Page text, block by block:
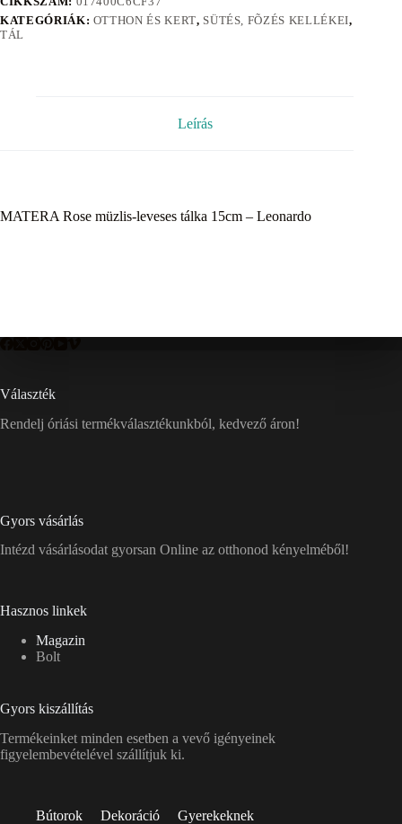
KATEGÓRIÁK: OTTHON ÉS KERT, SÜTÉS, FÕZÉS KELLÉKEI,
TÁL
Leírás
MATERA Rose müzlis-leveses tálka 15cm – Leonardo
Választék
Rendelj óriási termékválasztékunkból, kedvező áron!
Gyors vásárlás
Intézd vásárlásodat gyorsan Online az otthonod kényelméből!
Hasznos linkek
Magazin
Bolt
Gyors kiszállítás
Termékeinket minden esetben a vevő igényeinek
figyelembevételével szállítjuk ki.
Bútorok Dekoráció Gyerekeknek